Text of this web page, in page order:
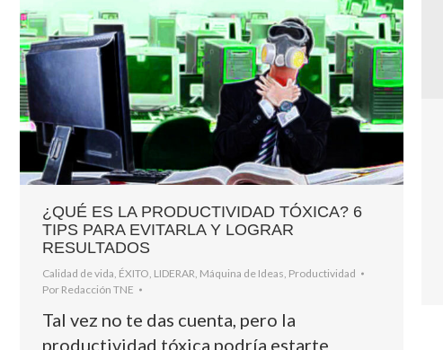
¿QUÉ ES LA PRODUCTIVIDAD TÓXICA? 6
TIPS PARA EVITARLA Y LOGRAR
RESULTADOS
Calidad de vida ÉXITO LIDERAR Máquina de Ideas Productividad
Por Redacción TNE
Tal vez no te das cuenta, pero la
productividad tóxica podría estarte